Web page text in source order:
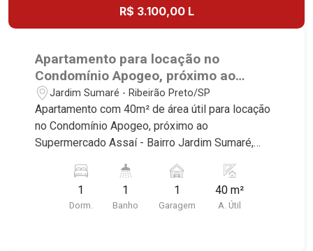
R$ 3.100,00 L
Apartamento para locação no
Condomínio Apogeo, próximo ao
Supermercado Assaí - Ribeirão
Preto/SP.
Jardim Sumaré - Ribeirão Preto/SP
Apartamento com 40m² de área útil para locação
no Condomínio Apogeo, próximo ao
Supermercado Assaí - Bairro Jardim Sumaré,
deste imóvel que a Martinelli Imobiliária
selecionou para você: - 40m² de área útil - 1
dormitório com armários e ar-condicionado -
1
Dorm.
1
Banho
1
Garagem
40 m²
A. Útil